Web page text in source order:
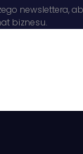
newslettera,
biznesu.